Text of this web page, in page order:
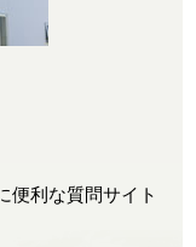
便利な質問サイト